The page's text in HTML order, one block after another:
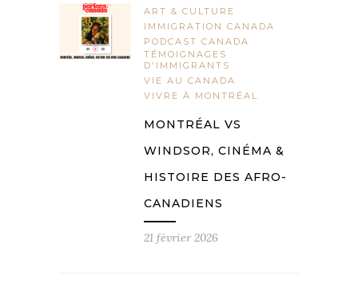
ART & CULTURE
IMMIGRATION CANADA
PODCAST CANADA
TÉMOIGNAGES
D'IMMIGRANTS
VIE AU CANADA
VIVRE À MONTRÉAL
MONTRÉAL VS
WINDSOR, CINÉMA &
HISTOIRE DES AFRO-
CANADIENS
21 février 2026